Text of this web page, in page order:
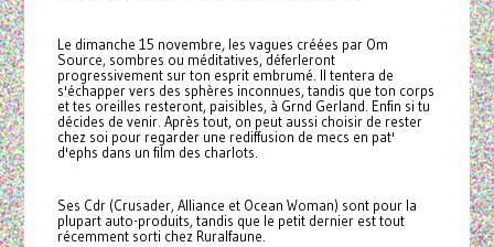
Le dimanche 15 novembre, les vagues créées par Om
Source, sombres ou méditatives, déferleront
progressivement sur ton esprit embrumé. Il tentera de
s'échapper vers des sphères inconnues, tandis que ton corps
et tes oreilles resteront, paisibles, à Grnd Gerland. Enfin si tu
décides de venir. Après tout, on peut aussi choisir de rester
chez soi pour regarder une rediffusion de mecs en pat'
d'ephs dans un film des charlots.
Ses Cdr (Crusader, Alliance et Ocean Woman) sont pour la
plupart auto-produits, tandis que le petit dernier est tout
récemment sorti chez Ruralfaune.